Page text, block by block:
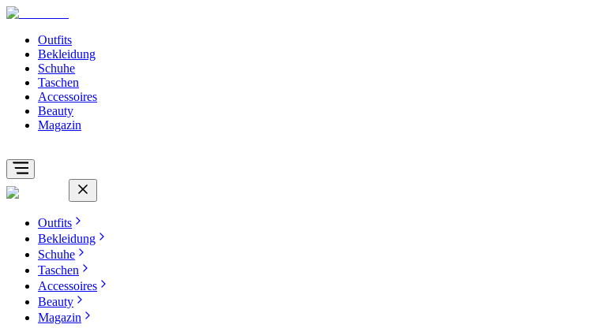
Outfits
Bekleidung
Schuhe
Taschen
Accessoires
Beauty
Magazin
Outfits
Bekleidung
Schuhe
Taschen
Accessoires
Beauty
Magazin